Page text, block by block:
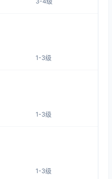
04:00
1-3
1-3
1-3级
1-3级
1-3级